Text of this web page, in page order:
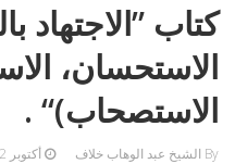
كتاب ”الاجتهاد
الاستحسان،
الاستصحاب)“ .
By الشيخ عبد الوهاب خلاف أكتوبر 12, 2023